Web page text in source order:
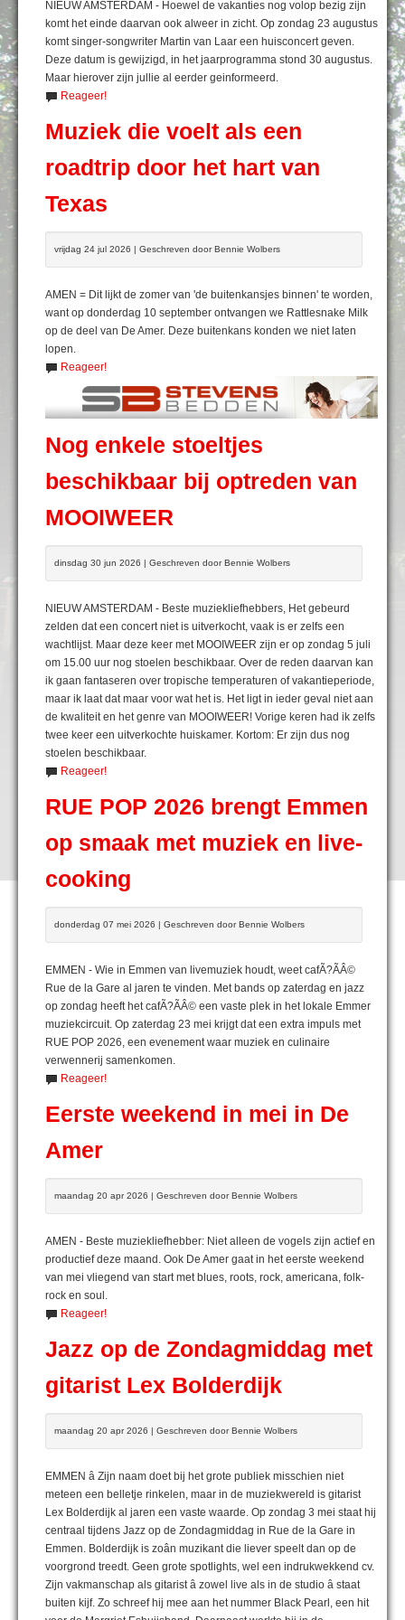
NIEUW AMSTERDAM - Hoewel de vakanties nog volop bezig zijn
komt het einde daarvan ook alweer in zicht. Op zondag 23 augustus
komt singer-songwriter Martin van Laar een huisconcert geven.
Deze datum is gewijzigd, in het jaarprogramma stond 30 augustus.
Maar hierover zijn jullie al eerder geinformeerd.
Reageer!
Muziek die voelt als een
roadtrip door het hart van
Texas
vrijdag 24 jul 2026 | Geschreven door Bennie Wolbers
AMEN = Dit lijkt de zomer van 'de buitenkansjes binnen' te worden,
want op donderdag 10 september ontvangen we Rattlesnake Milk
op de deel van De Amer. Deze buitenkans konden we niet laten
lopen.
Reageer!
Nog enkele stoeltjes
beschikbaar bij optreden van
MOOIWEER
dinsdag 30 jun 2026 | Geschreven door Bennie Wolbers
NIEUW AMSTERDAM - Beste muziekliefhebbers, Het gebeurd
zelden dat een concert niet is uitverkocht, vaak is er zelfs een
wachtlijst. Maar deze keer met MOOIWEER zijn er op zondag 5 juli
om 15.00 uur nog stoelen beschikbaar. Over de reden daarvan kan
ik gaan fantaseren over tropische temperaturen of vakantieperiode,
maar ik laat dat maar voor wat het is. Het ligt in ieder geval niet aan
de kwaliteit en het genre van MOOIWEER! Vorige keren had ik zelfs
twee keer een uitverkochte huiskamer. Kortom: Er zijn dus nog
stoelen beschikbaar.
Reageer!
RUE POP 2026 brengt Emmen
op smaak met muziek en live-
cooking
donderdag 07 mei 2026 | Geschreven door Bennie Wolbers
EMMEN - Wie in Emmen van livemuziek houdt, weet cafÃ?ÃÂ©
Rue de la Gare al jaren te vinden. Met bands op zaterdag en jazz
op zondag heeft het cafÃ?ÃÂ© een vaste plek in het lokale Emmer
muziekcircuit. Op zaterdag 23 mei krijgt dat een extra impuls met
RUE POP 2026, een evenement waar muziek en culinaire
verwennerij samenkomen.
Reageer!
Eerste weekend in mei in De
Amer
maandag 20 apr 2026 | Geschreven door Bennie Wolbers
AMEN - Beste muziekliefhebber: Niet alleen de vogels zijn actief en
productief deze maand. Ook De Amer gaat in het eerste weekend
van mei vliegend van start met blues, roots, rock, americana, folk-
rock en soul.
Reageer!
Jazz op de Zondagmiddag met
gitarist Lex Bolderdijk
maandag 20 apr 2026 | Geschreven door Bennie Wolbers
EMMEN â Zijn naam doet bij het grote publiek misschien niet
meteen een belletje rinkelen, maar in de muziekwereld is gitarist
Lex Bolderdijk al jaren een vaste waarde. Op zondag 3 mei staat hij
centraal tijdens Jazz op de Zondagmiddag in Rue de la Gare in
Emmen. Bolderdijk is zoân muzikant die liever speelt dan op de
voorgrond treedt. Geen grote spotlights, wel een indrukwekkend cv.
Zijn vakmanschap als gitarist â zowel live als in de studio â staat
buiten kijf. Zo schreef hij mee aan het nummer Black Pearl, een hit